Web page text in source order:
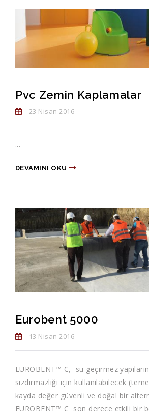
Pvc Zemin Kaplamalar
23 Nisan 2016
...
DEVAMINI OKU
Eurobent 5000
13 Nisan 2016
EUROBENT™ C, su geçirmez
sızdırmazlığı için kullanılabilecek
kayda değer güvenli ve doğal bir
EUROBENT™ C son derece etkili bir